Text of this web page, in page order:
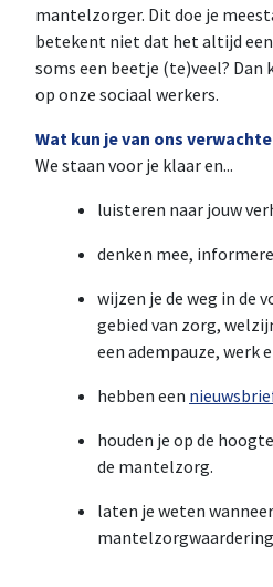
mantelzorger. Dit doe je
betekent niet dat het altijd
soms een beetje (te)veel? Dan
op onze sociaal werkers.
Wat kun je van ons
We staan voor je klaar en...
luisteren naar jouw
denken mee,
wijzen je de weg in de
gebied van zorg,
een adempauze, werk
hebben een
houden je op de
de mantelzorg.
laten je weten